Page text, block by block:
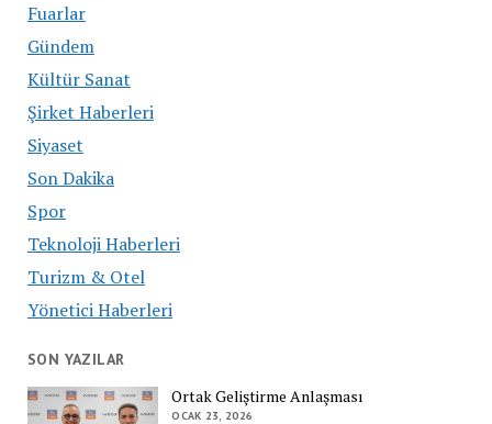
Fuarlar
Gündem
Kültür Sanat
Şirket Haberleri
Siyaset
Son Dakika
Spor
Teknoloji Haberleri
Turizm & Otel
Yönetici Haberleri
SON YAZILAR
Ortak Geliştirme Anlaşması
OCAK 23, 2026